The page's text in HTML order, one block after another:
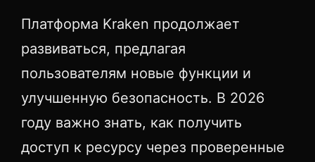
Платформа Kraken продолжает
развиваться, предлагая
пользователям новые функции и
улучшенную безопасность. В 2026
году важно знать, как получить
доступ к ресурсу через проверенные